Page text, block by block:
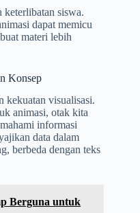
keterlibatan siswa.
dapat memicu
materi lebih
Konsep
kekuatan visualisasi.
animasi, otak kita
informasi
data dalam
berbeda dengan teks
Berguna untuk